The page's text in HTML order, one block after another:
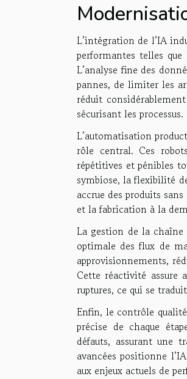
L’intégration de l’IA
performantes telles
L’analyse fine des
pannes, de limiter les
réduit
sécurisant les processus.
L’automatisation
rôle central. Ces
répétitives et pénibles
symbiose, la flexibilité
accrue des produits
et la fabrication à la
La gestion de la
optimale des flux de
approvisionnements,
Cette réactivité
ruptures, ce qui se
Enfin, le contrôle
précise de chaque
défauts, assurant une
avancées positionne
aux enjeux actuels de